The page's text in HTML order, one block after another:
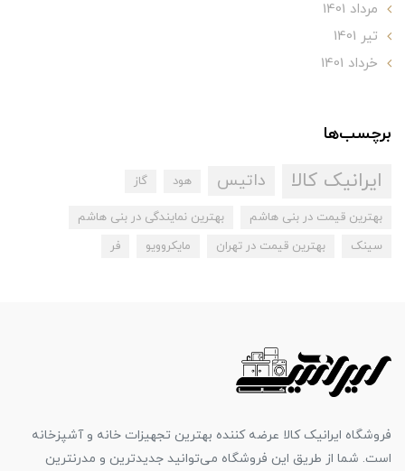
مرداد 1401
تير 1401
خرداد 1401
برچسب‌ها
ایرانیک کالا داتیس هود گاز
بهترین قیمت در بنی هاشم
بهترین نمایندگی در بنی هاشم
سینک
بهترین قیمت در تهران مایکروویو فر
فروشگاه ایرانیک کالا عرضه کننده بهترین تجهیزات خانه و آشپزخانه
است. شما از طریق این فروشگاه می‌توانید جدیدترین و مدرنترین